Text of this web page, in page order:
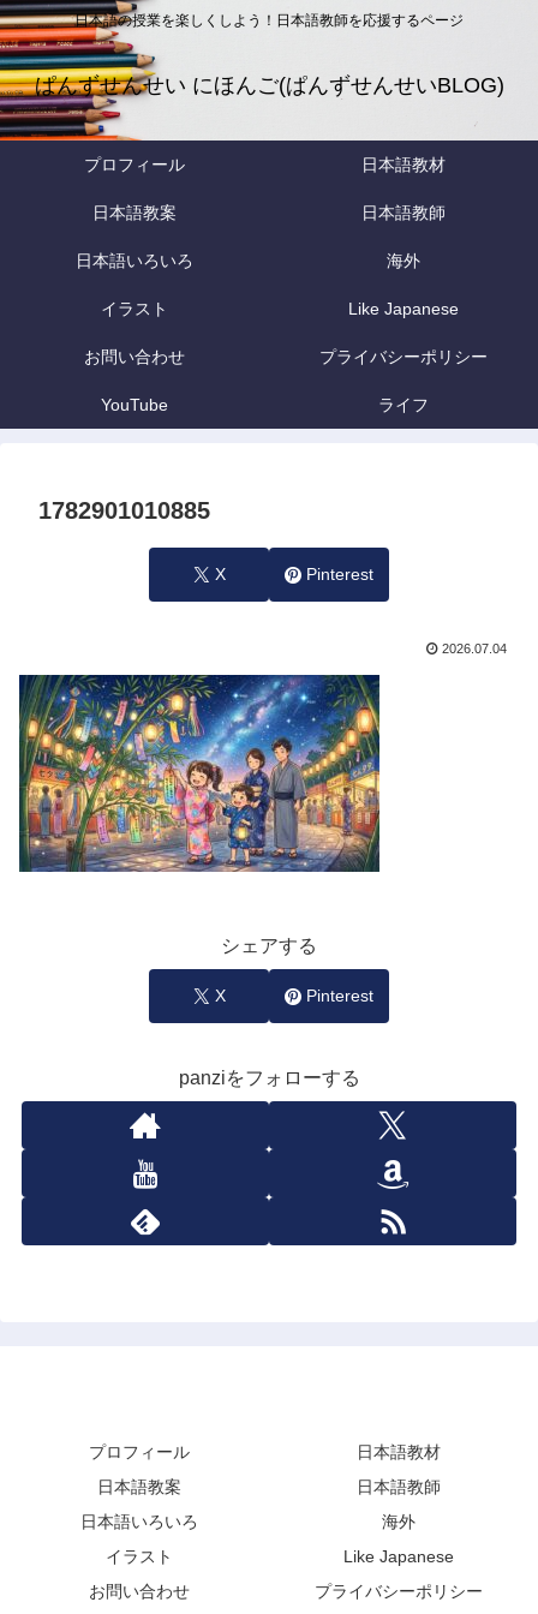
日本語の授業を楽しくしよう！日本語教師を応援するページ
ぱんずせんせい にほんご(ぱんずせんせいBLOG)
プロフィール 日本語教材
日本語教案 日本語教師
日本語いろいろ 海外
イラスト Like Japanese
お問い合わせ プライバシーポリシー
YouTube ライフ
1782901010885
X Pinterest
2026.07.04
シェアする
X Pinterest
panziをフォローする
プロフィール
日本語教材
日本語教案
日本語教師
日本語いろいろ
海外
イラスト
Like Japanese
お問い合わせ
プライバシーポリシー